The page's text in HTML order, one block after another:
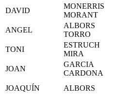
DAVID
MONERRIS
MORANT
ANGEL
ALBORS
TORRO
TONI
ESTRUCH
MIRA
JOAN
GARCIA
CARDONA
JOAQUÍN
ALBORS